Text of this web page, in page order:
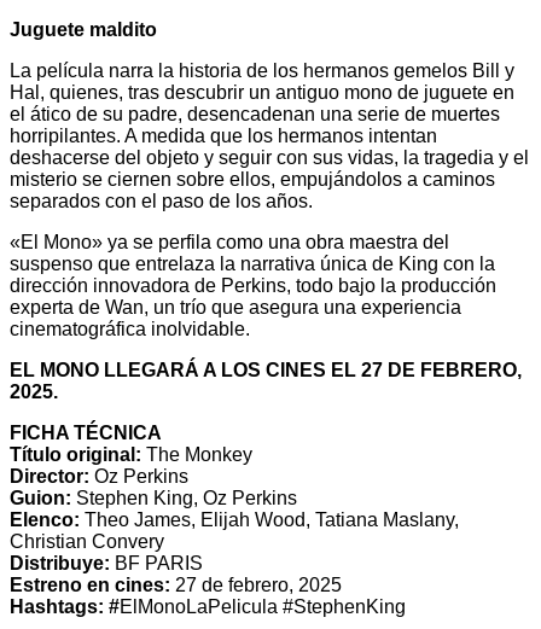
Juguete maldito
La película narra la historia de los hermanos gemelos Bill y
Hal, quienes, tras descubrir un antiguo mono de juguete en
el ático de su padre, desencadenan una serie de muertes
horripilantes. A medida que los hermanos intentan
deshacerse del objeto y seguir con sus vidas, la tragedia y el
misterio se ciernen sobre ellos, empujándolos a caminos
separados con el paso de los años.
«El Mono» ya se perfila como una obra maestra del
suspenso que entrelaza la narrativa única de King con la
dirección innovadora de Perkins, todo bajo la producción
experta de Wan, un trío que asegura una experiencia
cinematográfica inolvidable.
EL MONO LLEGARÁ A LOS CINES EL 27 DE FEBRERO,
2025.
FICHA TÉCNICA
Título original: The Monkey
Director: Oz Perkins
Guion: Stephen King, Oz Perkins
Elenco: Theo James, Elijah Wood, Tatiana Maslany,
Christian Convery
Distribuye: BF PARIS
Estreno en cines: 27 de febrero, 2025
Hashtags: #ElMonoLaPelicula #StephenKing